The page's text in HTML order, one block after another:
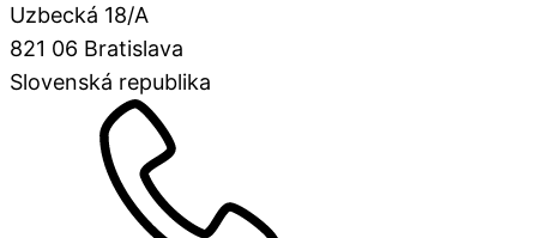
Uzbecká 18/A
821 06 Bratislava
Slovenská republika